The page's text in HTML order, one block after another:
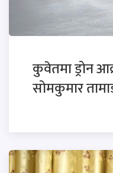
कुवेतमा ड्रोन
सोमकुमार